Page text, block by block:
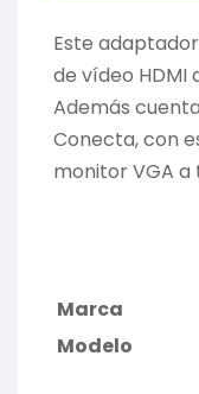
Este
de vídeo HDMI
Además
Conecta, con
monitor VGA a
Marca
Modelo